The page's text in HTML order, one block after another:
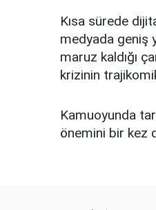
Kısa sürede
medyada geniş
maruz kaldığı
krizinin
Kamuoyunda
önemini bir kez